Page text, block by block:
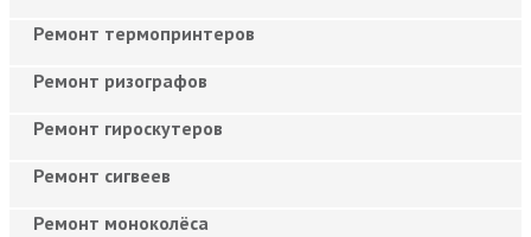
Ремонт термопринтеров
Ремонт ризографов
Ремонт гироскутеров
Ремонт сигвеев
Ремонт моноколёса